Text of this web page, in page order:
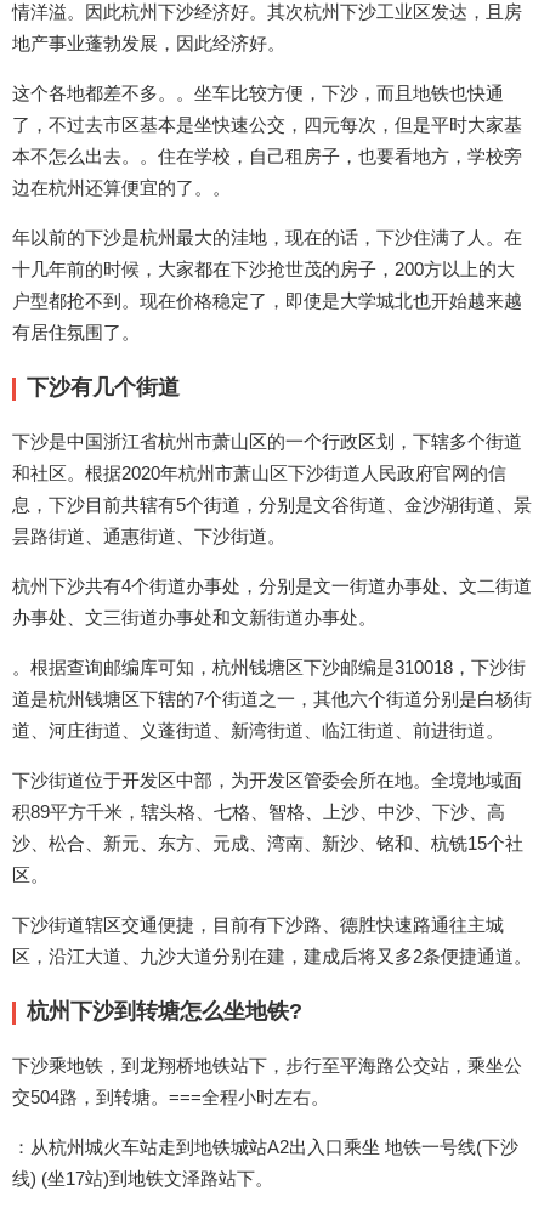
情洋溢。因此杭州下沙经济好。其次杭州下沙工业区发达，且房
地产事业蓬勃发展，因此经济好。
这个各地都差不多。。坐车比较方便，下沙，而且地铁也快通
了，不过去市区基本是坐快速公交，四元每次，但是平时大家基
本不怎么出去。。住在学校，自己租房子，也要看地方，学校旁
边在杭州还算便宜的了。。
年以前的下沙是杭州最大的洼地，现在的话，下沙住满了人。在
十几年前的时候，大家都在下沙抢世茂的房子，200方以上的大
户型都抢不到。现在价格稳定了，即使是大学城北也开始越来越
有居住氛围了。
下沙有几个街道
下沙是中国浙江省杭州市萧山区的一个行政区划，下辖多个街道
和社区。根据2020年杭州市萧山区下沙街道人民政府官网的信
息，下沙目前共辖有5个街道，分别是文谷街道、金沙湖街道、景
昙路街道、通惠街道、下沙街道。
杭州下沙共有4个街道办事处，分别是文一街道办事处、文二街道
办事处、文三街道办事处和文新街道办事处。
。根据查询邮编库可知，杭州钱塘区下沙邮编是310018，下沙街
道是杭州钱塘区下辖的7个街道之一，其他六个街道分别是白杨街
道、河庄街道、义蓬街道、新湾街道、临江街道、前进街道。
下沙街道位于开发区中部，为开发区管委会所在地。全境地域面
积89平方千米，辖头格、七格、智格、上沙、中沙、下沙、高
沙、松合、新元、东方、元成、湾南、新沙、铭和、杭铣15个社
区。
下沙街道辖区交通便捷，目前有下沙路、德胜快速路通往主城
区，沿江大道、九沙大道分别在建，建成后将又多2条便捷通道。
杭州下沙到转塘怎么坐地铁?
下沙乘地铁，到龙翔桥地铁站下，步行至平海路公交站，乘坐公
交504路，到转塘。===全程小时左右。
：从杭州城火车站走到地铁城站A2出入口乘坐 地铁一号线(下沙
线) (坐17站)到地铁文泽路站下。